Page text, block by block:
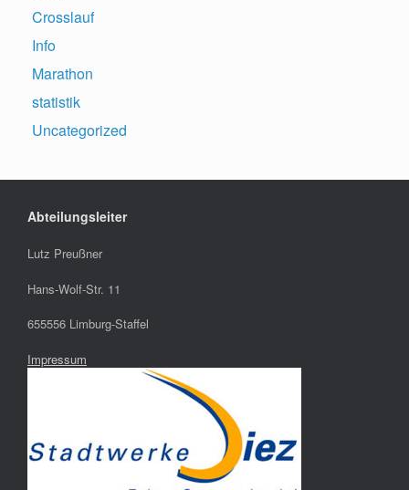
Crosslauf
Info
Marathon
statistik
Uncategorized
Abteilungsleiter
Lutz Preußner
Hans-Wolf-Str. 11
655556 Limburg-Staffel
Impressum